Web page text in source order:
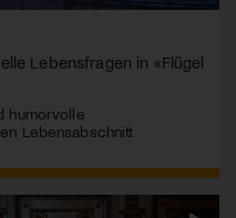
Lebensfragen in «Flügel
humorvolle
Lebensabschnitt